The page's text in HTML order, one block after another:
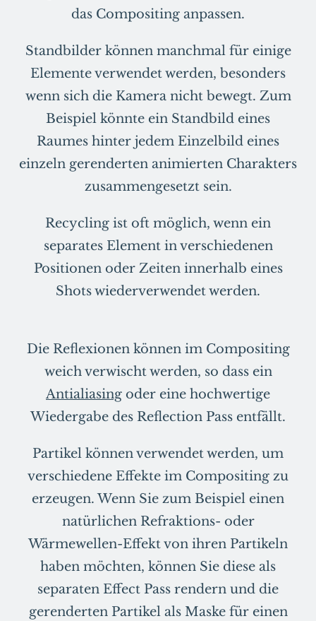
das Compositing anpassen.
Standbilder können manchmal für einige
Elemente verwendet werden, besonders
wenn sich die Kamera nicht bewegt. Zum
Beispiel könnte ein Standbild eines
Raumes hinter jedem Einzelbild eines
einzeln gerenderten animierten Charakters
zusammengesetzt sein.
Recycling ist oft möglich, wenn ein
separates Element in verschiedenen
Positionen oder Zeiten innerhalb eines
Shots wiederverwendet werden.
Die Reflexionen können im Compositing
weich verwischt werden, so dass ein
Antialiasing oder eine hochwertige
Wiedergabe des Reflection Pass entfällt.
Partikel können verwendet werden, um
verschiedene Effekte im Compositing zu
erzeugen. Wenn Sie zum Beispiel einen
natürlichen Refraktions- oder
Wärmewellen-Effekt von ihren Partikeln
haben möchten, können Sie diese als
separaten Effect Pass rendern und die
gerenderten Partikel als Maske für einen